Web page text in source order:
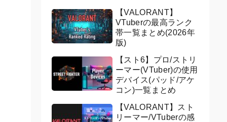
【VALORANT】
VTuberの最高ランク
帯一覧まとめ(2026年
版)
【スト6】プロ/ストリ
ーマー(VTuber)の使用
デバイス(パッド/アケ
コン)一覧まとめ
【VALORANT】スト
リーマー/VTuberの感